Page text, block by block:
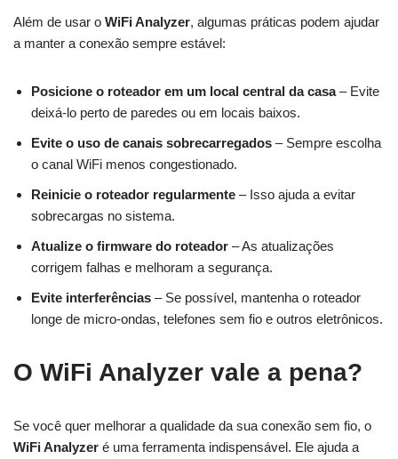
Além de usar o WiFi Analyzer, algumas práticas podem ajudar
a manter a conexão sempre estável:
Posicione o roteador em um local central da casa– Evite
deixá-lo perto de paredes ou em locais baixos.
Evite o uso de canais sobrecarregados – Sempre escolha
o canal WiFi menos congestionado.
Reinicie o roteador regularmente – Isso ajuda a evitar
sobrecargas no sistema.
Atualize o firmware do roteador – As atualizações
corrigem falhas e melhoram a segurança.
Evite interferências – Se possível, mantenha o roteador
longe de micro-ondas, telefones sem fio e outros eletrônicos.
O WiFi Analyzer vale a pena?
Se você quer melhorar a qualidade da sua conexão sem fio, o
WiFi Analyzer é uma ferramenta indispensável. Ele ajuda a